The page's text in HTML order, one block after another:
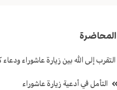
التقرب إلى الله بين زيارة عاشوراء
التأمل في أدعية زيارة عاشوراء